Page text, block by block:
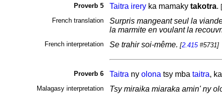
Proverb 5 Taitra ireryka mamaky takotra. [
French translation
Surpris mangeant seul la
la marmite en voulant la
French interpretation Se trahir soi-même. [2.415#5731]
Proverb 6 Taitra ny olona tsy mba taitra,
Malagasy interpretation Tsy miraika miaraka amin' ny